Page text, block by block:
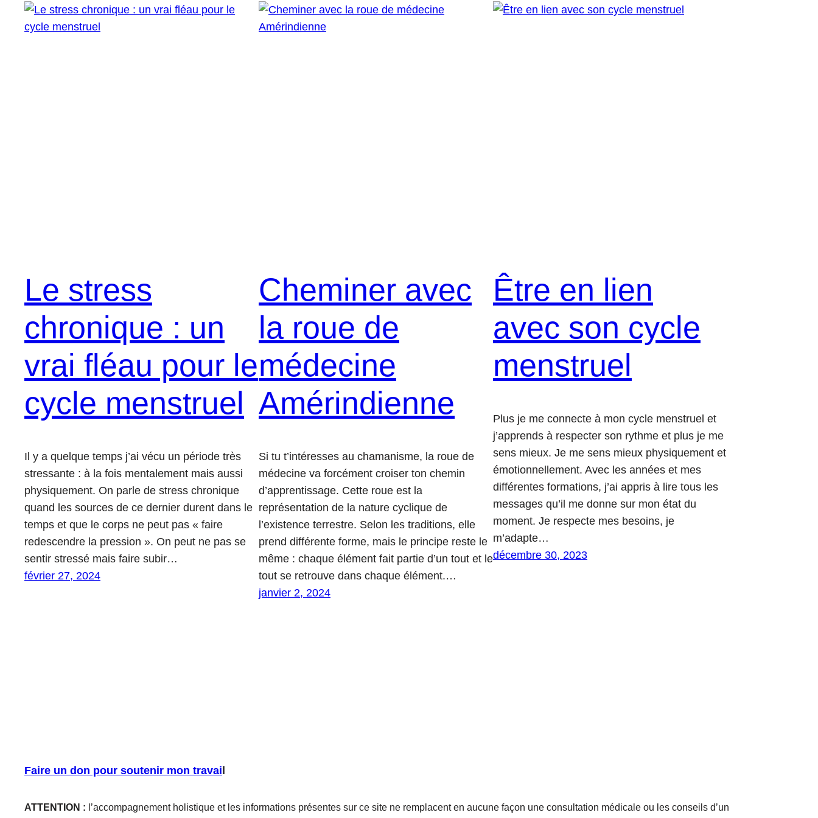
Le stress
chronique : un
vrai fléau pour le
cycle menstruel
Il y a quelque temps j’ai vécu un période très
stressante : à la fois mentalement mais aussi
physiquement. On parle de stress chronique
quand les sources de ce dernier durent dans le
temps et que le corps ne peut pas « faire
redescendre la pression ». On peut ne pas se
sentir stressé mais faire subir…
février 27, 2024
Cheminer avec
la roue de
médecine
Amérindienne
Si tu t’intéresses au chamanisme, la roue de
médecine va forcément croiser ton chemin
d’apprentissage. Cette roue est la
représentation de la nature cyclique de
l’existence terrestre. Selon les traditions, elle
prend différente forme, mais le principe reste le
même : chaque élément fait partie d’un tout et le
tout se retrouve dans chaque élément.…
janvier 2, 2024
Être en lien
avec son cycle
menstruel
Plus je me connecte à mon cycle menstruel et
j’apprends à respecter son rythme et plus je me
sens mieux. Je me sens mieux physiquement et
émotionnellement. Avec les années et mes
différentes formations, j’ai appris à lire tous les
messages qu’il me donne sur mon état du
moment. Je respecte mes besoins, je
m’adapte…
décembre 30, 2023
Faire un don pour soutenir mon travail
ATTENTION : l’accompagnement holistique et les informations présentes sur ce site ne remplacent en aucune façon une consultation médicale ou les conseils d’un